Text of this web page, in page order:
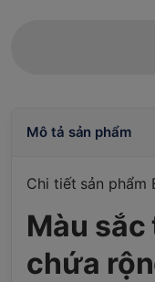
Mô tả sản phẩm
Chi tiết sản phẩm
Màu
chứa